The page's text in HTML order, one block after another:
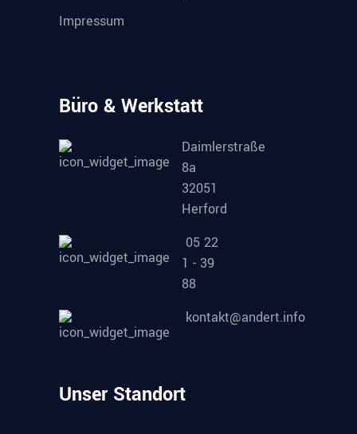
Impressum
Büro & Werkstatt
Daimlerstraße
8a
32051
Herford
05 22
1 - 39
88
kontakt@andert.info
Unser Standort